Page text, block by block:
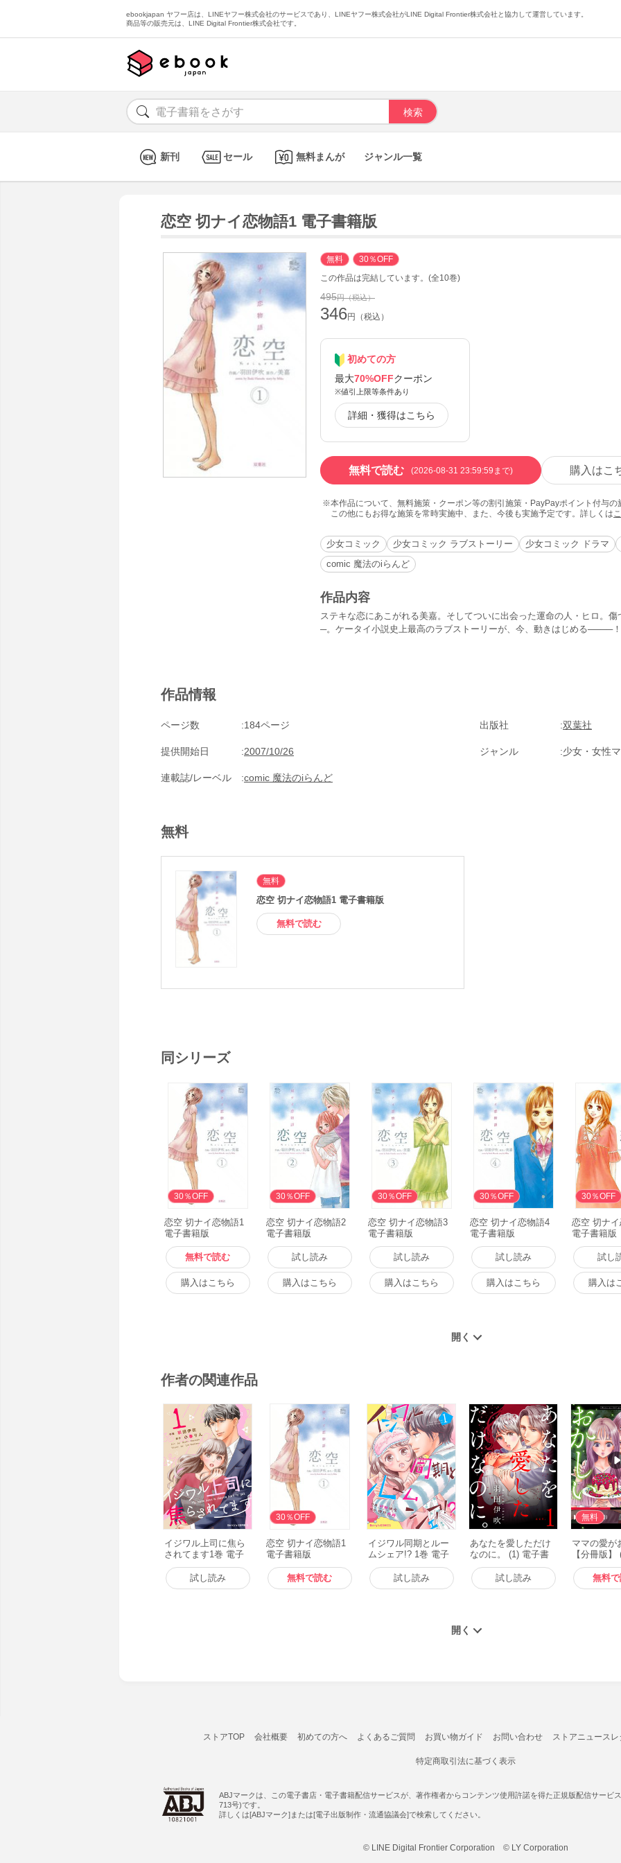
ebookjapan ヤフー店は、LINEヤフー株式会社のサービスであり、LINEヤフー株式会社がLINE Digital Frontier株式会社と協力して運営しています。
商品等の販売元は、LINE Digital Frontier株式会社です。
新刊 セール 無料まんが ジャンル一覧
恋空 切ナイ恋物語1 電子書籍版
無料
30％OFF
この作品は完結しています。(全10巻)
495円（税込）
346円（税込）
初めての方
最大70%OFFクーポン
※値引上限等条件あり
詳細・獲得はこちら
無料で読む (2026-08-31 23:59:59まで) 購入はこ
本作品について、無料施策・クーポン等の割引施策・PayPayポイント付与
この他にもお得な施策を常時実施中、また、今後も実施予定です。詳しくは
少女コミック 少女コミック ラブストーリー
少女コミック ドラマ
comic 魔法のiらんど
作品内容
ステキな恋にあこがれる美嘉。そしてついに出会った運命の人・ヒロ。
─。ケータイ小説史上最高のラブストーリーが、今、動きはじめる────！
作品情報
ページ数 184ページ 出版社 双葉社
提供開始日 2007/10/26 ジャンル 少女・女性
連載誌/レーベル comic 魔法のiらんど
無料
無料
恋空 切ナイ恋物語1 電子書籍版
無料で読む
同シリーズ
無料
30％OFF
恋空 切ナイ恋物語1
電子書籍版
無料で読む
購入はこちら
30％OFF
恋空 切ナイ恋物語2
電子書籍版
試し読み
購入はこちら
30％OFF
恋空 切ナイ恋物語3
電子書籍版
試し読み
購入はこちら
30％OFF
恋空 切ナイ恋物語4
電子書籍版
試し読み
購入はこちら
30％OFF
恋空 切ナ
電子書籍版
試し
購入は
作者の関連作品
イジワル上司に焦ら
されてます1巻 電子
書籍版
試し読み
無料
30％OFF
恋空 切ナイ恋物語1
電子書籍版
無料で読む
イジワル同期とルー
ムシェア!? 1巻 電子
書籍版
試し読み
あなたを愛しただけ
なのに。 (1) 電子書
籍版
試し読み
無料
ママの愛が
【分冊版
書籍版
無料
ストアTOP 会社概要 初めての方へ よくあるご質問 お買い物ガイド お問い合わせ ストアニュースレ
特定商取引法に基づく表示
ABJマークは、この電子書店・電子書籍配信サービスが、著作権者からコンテンツ使用許諾を得た正規版配信サービ
713号)です。
詳しくは[ABJマーク]または[電子出版制作・流通協議会]で検索してください。
© LINE Digital Frontier Corporation © LY Corporation